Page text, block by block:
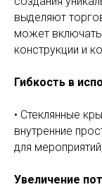
выделяют
может
конструкции и
Гибкость в
• Стеклянные
внутренние
для
Увеличение